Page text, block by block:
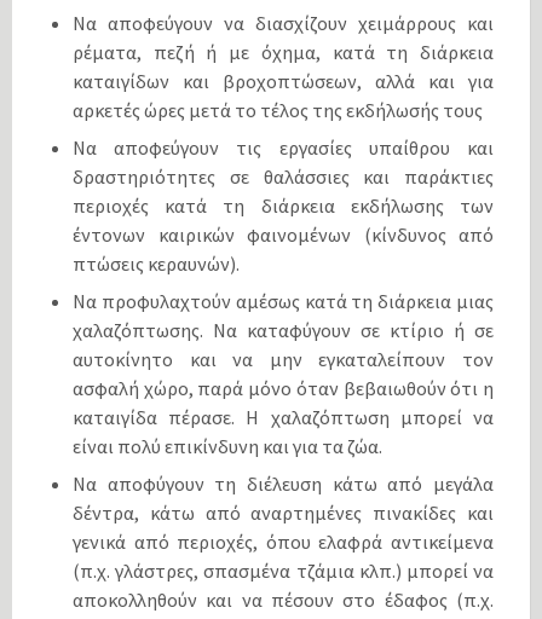
Να αποφεύγουν να διασχίζουν χειμάρρους και
ρέματα, πεζή ή με όχημα, κατά τη διάρκεια
καταιγίδων και βροχοπτώσεων, αλλά και για
αρκετές ώρες μετά το τέλος της εκδήλωσής τους
Να αποφεύγουν τις εργασίες υπαίθρου και
δραστηριότητες σε θαλάσσιες και παράκτιες
περιοχές κατά τη διάρκεια εκδήλωσης των
έντονων καιρικών φαινομένων (κίνδυνος από
πτώσεις κεραυνών).
Να προφυλαχτούν αμέσως κατά τη διάρκεια μιας
χαλαζόπτωσης. Να καταφύγουν σε κτίριο ή σε
αυτοκίνητο και να μην εγκαταλείπουν τον
ασφαλή χώρο, παρά μόνο όταν βεβαιωθούν ότι η
καταιγίδα πέρασε. Η χαλαζόπτωση μπορεί να
είναι πολύ επικίνδυνη και για τα ζώα.
Να αποφύγουν τη διέλευση κάτω από μεγάλα
δέντρα, κάτω από αναρτημένες πινακίδες και
γενικά από περιοχές, όπου ελαφρά αντικείμενα
(π.χ. γλάστρες, σπασμένα τζάμια κλπ.) μπορεί να
αποκολληθούν και να πέσουν στο έδαφος (π.χ.